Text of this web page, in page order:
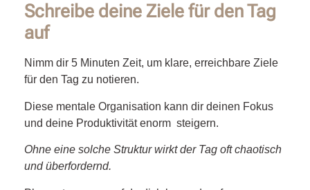
Schreibe deine Ziele für den Tag
auf
Nimm dir 5 Minuten Zeit, um klare, erreichbare Ziele
für den Tag zu notieren.
Diese mentale Organisation kann dir deinen Fokus
und deine Produktivität enorm steigern.
Ohne eine solche Struktur wirkt der Tag oft chaotisch
und überfordernd.